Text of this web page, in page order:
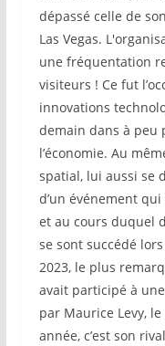
dépassé celle de
Las Vegas.
une fréquentation
visiteurs ! Ce fut
innovations
demain dans à peu
l’économie. Au
spatial, lui aussi se
d’un événement
et au cours duquel
se sont succédé
2023, le plus
avait participé à
par Maurice Levy,
année, c’est son